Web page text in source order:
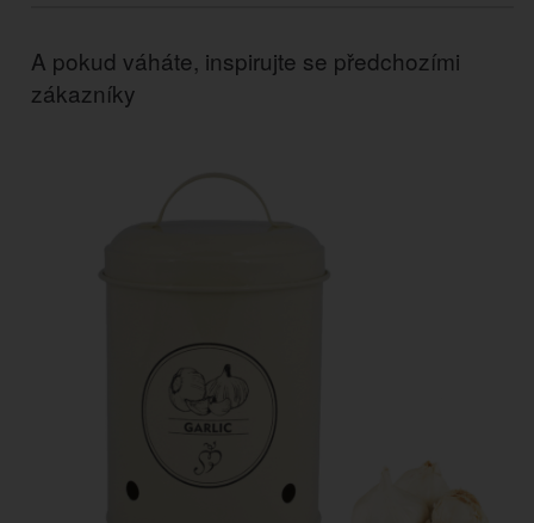
A pokud váháte, inspirujte se předchozími
zákazníky